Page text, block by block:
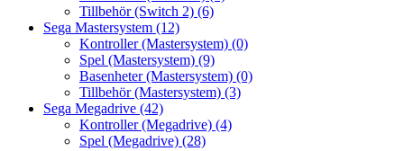
Tillbehör (Switch 2) (6)
Sega Mastersystem (12)
Kontroller (Mastersystem) (0)
Spel (Mastersystem) (9)
Basenheter (Mastersystem) (0)
Tillbehör (Mastersystem) (3)
Sega Megadrive (42)
Kontroller (Megadrive) (4)
Spel (Megadrive) (28)